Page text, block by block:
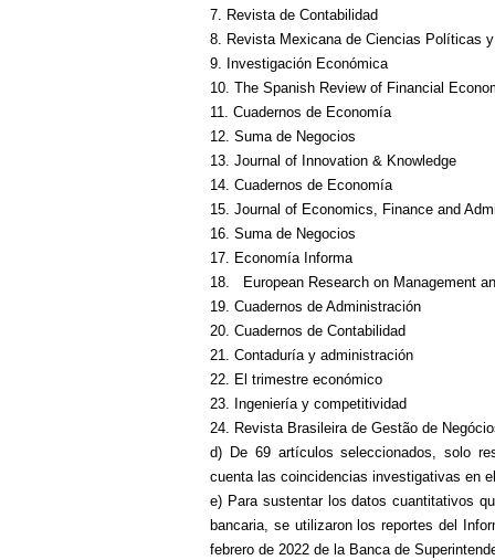
7. Revista de Contabilidad
8. Revista Mexicana de Ciencias Políticas
9. Investigación Económica
10. The Spanish Review of Financial
11. Cuadernos de Economía
12. Suma de Negocios
13. Journal of Innovation & Knowledge
14. Cuadernos de Economía
15. Journal of Economics, Finance and
16. Suma de Negocios
17. Economía Informa
18.
European Research on Management
19. Cuadernos de Administración
20. Cuadernos de Contabilidad
21. Contaduría y administración
22. El trimestre económico
23. Ingeniería y competitividad
24. Revista Brasileira de Gestão de
d) De 69 artículos seleccionados, solo
cuenta las coincidencias investigativas en
e) Para sustentar los datos cuantitativos
bancaria, se utilizaron los reportes del
febrero de 2022 de la Banca de